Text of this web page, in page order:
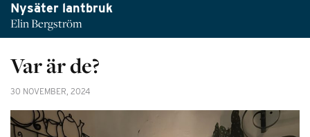
Nysäter lantbruk
Elin Bergström
Var är de?
30 NOVEMBER, 2024